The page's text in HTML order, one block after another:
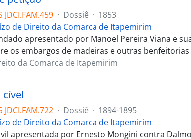
JDCI.FAM.459 · Dossiê · 1853
de Direito da Comarca de Itapemirim
apresentado por Manoel Pereira Viana e
os embargos de madeiras e outras
da Comarca de Itapemirim
cível
JDCI.FAM.722 · Dossiê · 1894-1895
de Direito da Comarca de Itapemirim
apresentada por Ernesto Mongini contra